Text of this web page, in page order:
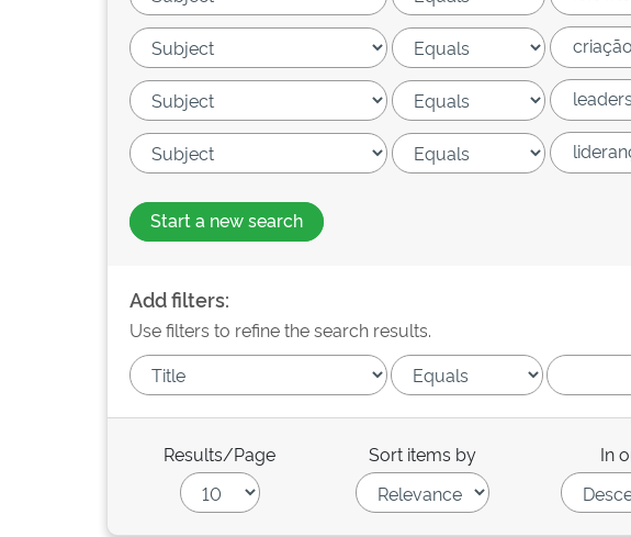
Start a new search
Add filters:
Use filters to refine the search results.
Results/Page Sort items by In